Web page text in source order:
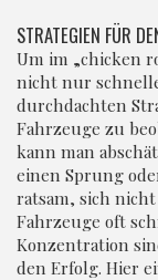
STRATEGIEN FÜR
Um im „chicken
nicht nur
durchdachten
Fahrzeuge zu
kann man
einen Sprung
ratsam, sich
Fahrzeuge oft
Konzentration
den Erfolg. Hier